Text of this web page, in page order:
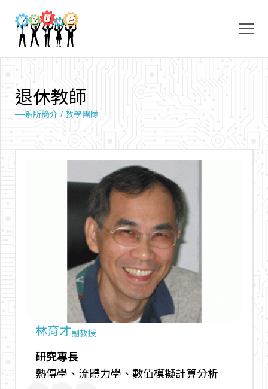
系所簡介 / 教學團隊
退休教師
林育才副教授
研究專長
熱傳學、流體力學、數值模擬計算分析